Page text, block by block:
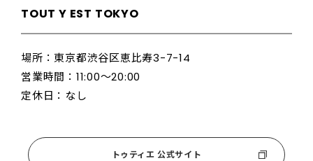
TOUT Y EST TOKYO
場所：東京都渋谷区恵比寿3-7-14
営業時間：11:00〜20:00
定休日：なし
トゥティエ 公式サイト